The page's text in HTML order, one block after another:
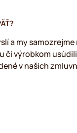
a my
či výrobkom
v našich